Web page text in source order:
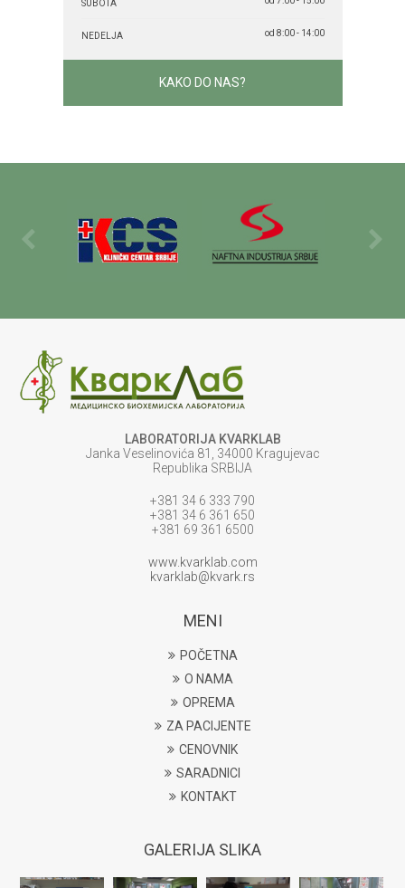
SUBOTA
NEDELJA od 8:00 - 14:00
KAKO DO NAS?
LABORATORIJA KVARKLAB
Janka Veselinovića 81, 34000 Kragujevac
Republika SRBIJA
+381 34 6 333 790
+381 34 6 361 650
+381 69 361 6500
www.kvarklab.com
kvarklab@kvark.rs
MENI
POČETNA
O NAMA
OPREMA
ZA PACIJENTE
CENOVNIK
SARADNICI
KONTAKT
GALERIJA SLIKA